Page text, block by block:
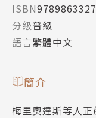
ISBN
分級普級
語言繁體中文
簡介
梅里奧達斯等人